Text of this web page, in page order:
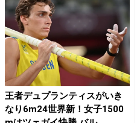
王者デュプランティスがいき
なり6m24世界新！女子1500